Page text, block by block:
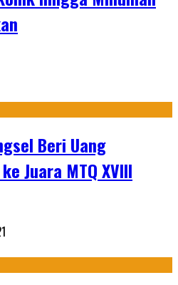
Beri Uang
Juara MTQ XVIII